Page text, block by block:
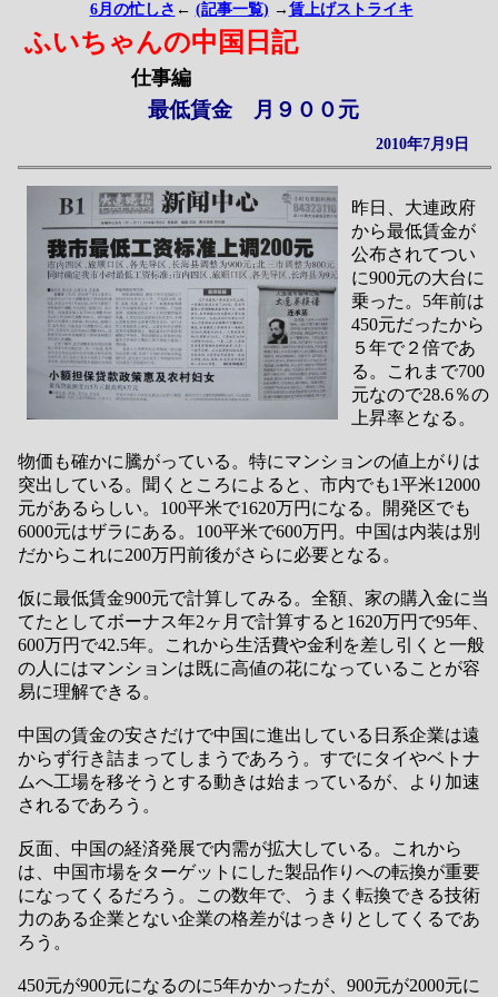
6月の忙しさ ← (記事一覧) → 賃上げストライキ
ふいちゃんの中国日記
仕事編
最低賃金 月９００元
2010年7月9日
昨日、大連政府
から最低賃金が
公布されてつい
に900元の大台に
乗った。5年前は
450元だったから
５年で２倍であ
る。これまで700
元なので28.6％の
上昇率となる。
物価も確かに騰がっている。特にマンションの値上がりは
突出している。聞くところによると、市内でも1平米12000
元があるらしい。100平米で1620万円になる。開発区でも
6000元はザラにある。100平米で600万円。中国は内装は別
だからこれに200万円前後がさらに必要となる。
仮に最低賃金900元で計算してみる。全額、家の購入金に当
てたとしてボーナス年2ヶ月で計算すると1620万円で95年、
600万円で42.5年。これから生活費や金利を差し引くと一般
の人にはマンションは既に高値の花になっていることが容
易に理解できる。
中国の賃金の安さだけで中国に進出している日系企業は遠
からず行き詰まってしまうであろう。すでにタイやベトナ
ムへ工場を移そうとする動きは始まっているが、より加速
されるであろう。
反面、中国の経済発展で内需が拡大している。これから
は、中国市場をターゲットにした製品作りへの転換が重要
になってくるだろう。この数年で、うまく転換できる技術
力のある企業とない企業の格差がはっきりとしてくるであ
ろう。
450元が900元になるのに5年かかったが、900元が2000元に